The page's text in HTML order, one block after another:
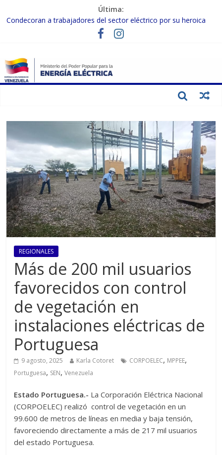
Última:
Condecoran a trabajadores del sector eléctrico por su heroica
labor tras el doble sismo del 24-J
Gobierno Nacional coordina acciones con el sector privado para
Inspeccionan trabajos de rehabilitación en instalaciones del SEN
en Carabobo
Gobierno Nacional activa plan preventivo para fortalecer el SEN
REGIONALES
Más de 200 mil usuarios
favorecidos con control
de vegetación en
instalaciones eléctricas de
Portuguesa
9 agosto, 2025 Karla Cotoret CORPOELEC, MPPEE,
Portuguesa, SEN,Venezuela
Estado Portuguesa.- La Corporación Eléctrica Nacional
(CORPOELEC) realizó control de vegetación en un
99.600 de metros de líneas en media y baja tensión,
favoreciendo directamente a más de 217 mil usuarios
del estado Portuguesa.